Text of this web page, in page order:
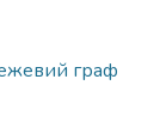
граф